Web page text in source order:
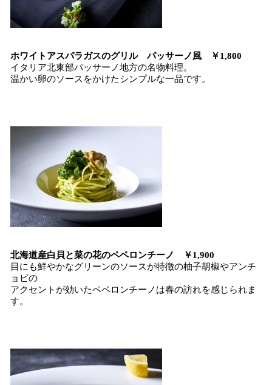
ホワイトアスパラガスのグリル パッサーノ風 ￥1,800
イタリア北東部パッサーノ地方の名物料理。
温かい卵のソースをかけたシンプルな一品です。
北海道産白貝と菜の花のペペロンチーノ ￥1,900
目にも鮮やかなグリーンのソースが特徴の柚子胡椒やアンチ
ョビの
アクセントが効いたペペロンチーノは春の訪れを感じられま
す。